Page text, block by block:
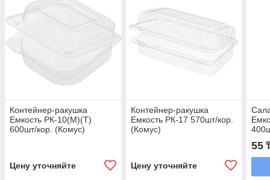
Контейнер-ракушка
Емкость РК-10(М)(Т)
600шт/кор. (Комус)
Цену уточняйте
Контейнер-ракушка
Емкость РК-17 570шт/кор.
(Комус)
Цену уточняйте
55